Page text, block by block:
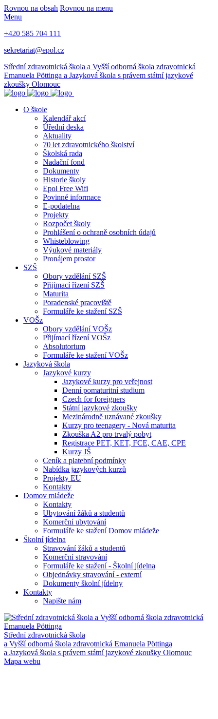
Rovnou na obsah Rovnou na menu
Menu
+420 585 704 111
sekretariat@epol.cz
Střední zdravotnická škola a Vyšší odborná škola zdravotnická
Emanuela Pöttinga a Jazyková škola s právem státní jazykové
zkoušky Olomouc
O škole
Kalendář akcí
Úřední deska
Aktuality
70 let zdravotnického školství
Školská rada
Nadační fond
Dokumenty
Historie školy
Epol Free Wifi
Povinné informace
E-podatelna
Projekty
Rozpočet školy
Prohlášení o ochraně osobních údajů
Whisteblowing
Výukové materiály
Pronájem prostor
SZŠ
Obory vzdělání SZŠ
Přijímací řízení SZŠ
Maturita
Poradenské pracoviště
Formuláře ke stažení SZŠ
VOŠz
Obory vzdělání VOŠz
Přijímací řízení VOŠz
Absolutorium
Formuláře ke stažení VOŠz
Jazyková škola
Jazykové kurzy
Jazykové kurzy pro veřejnost
Denní pomaturitní studium
Czech for foreigners
Státní jazykové zkoušky
Mezinárodně uznávané zkoušky
Kurzy pro teenagery - Nová maturita
Zkouška A2 pro trvalý pobyt
Registrace PET, KET, FCE, CAE, CPE
Kurzy JŠ
Ceník a platební podmínky
Nabídka jazykových kurzů
Projekty EU
Kontakty
Domov mládeže
Kontakty
Ubytování žáků a studentů
Komerční ubytování
Formuláře ke stažení Domov mládeže
Školní jídelna
Stravování žáků a studentů
Komerční stravování
Formuláře ke stažení - Školní jídelna
Objednávky stravování - externí
Dokumenty školní jídelny
Kontakty
Napište nám
Střední zdravotnická škola
a Vyšší odborná škola zdravotnická Emanuela Pöttinga
a Jazyková škola s právem státní jazykové zkoušky Olomouc
Mapa webu